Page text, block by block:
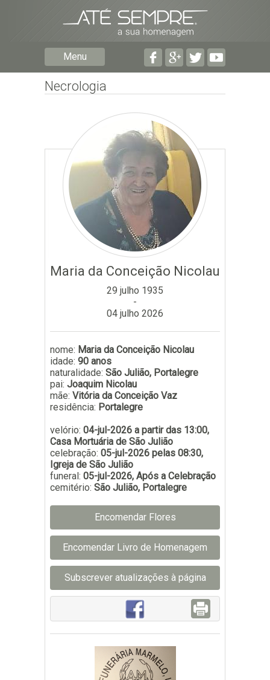
Menu
Necrologia
Maria da Conceição Nicolau
29 julho 1935
-
04 julho 2026
nome: Maria da Conceição Nicolau
idade: 90 anos
naturalidade: São Julião, Portalegre
pai: Joaquim Nicolau
mãe: Vitória da Conceição Vaz
residência: Portalegre
velório: 04-jul-2026 a partir das 13:00,
Casa Mortuária de São Julião
celebração: 05-jul-2026 pelas 08:30,
Igreja de São Julião
funeral: 05-jul-2026, Após a Celebração
cemitério: São Julião, Portalegre
Encomendar Flores
Encomendar Livro de Homenagem
Subscrever atualizações à página
Preencha o formulário seguinte para ser notificado de
falecimentos em determinado concelho.
Subscrever
Preencha os seguintes campos com a informação mais
pormenorizada possível: